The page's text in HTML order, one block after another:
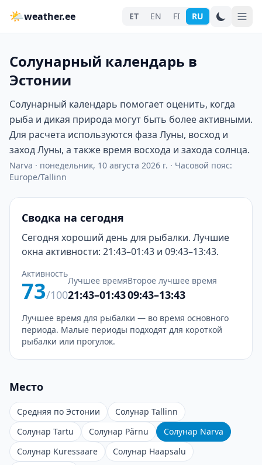
🌤weather.ee ET EN FI RU
Солунарный календарь в
Эстонии
Солунарный календарь помогает оценить, когда
рыба и дикая природа могут быть более активными.
Для расчета используются фаза Луны, восход и
заход Луны, а также время восхода и захода солнца.
Narva · понедельник, 10 августа 2026 г. · Часовой пояс:
Europe/Tallinn
Сводка на сегодня
Сегодня хороший день для рыбалки. Лучшие
окна активности: 21:43–01:43 и 09:43–13:43.
Активность
73/100
Лучшее время
21:43–01:43
Второе лучшее время
09:43–13:43
Лучшее время для рыбалки — во время основного
периода. Малые периоды подходят для короткой
рыбалки или прогулок.
Место
Средняя по Эстонии
Солунар Tallinn
Солунар Tartu
Солунар Pärnu
Солунар Narva
Солунар Kuressaare
Солунар Haapsalu